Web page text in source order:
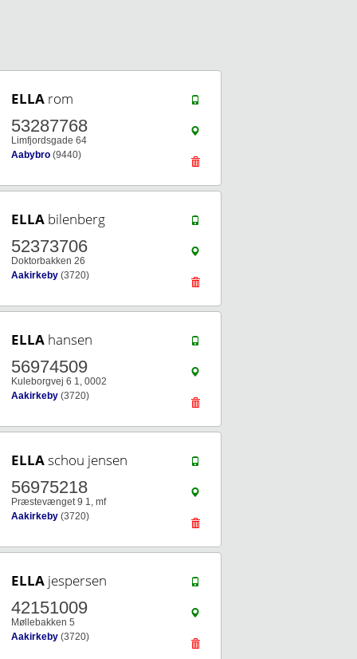
ELLA rom
53287768
Limfjordsgade 64
Aabybro (9440)
ELLA bilenberg
52373706
Doktorbakken 26
Aakirkeby (3720)
ELLA hansen
56974509
Kuleborgvej 6 1, 0002
Aakirkeby (3720)
ELLAschou jensen
56975218
Præstevænget 9 1, mf
Aakirkeby (3720)
ELLA jespersen
42151009
Møllebakken 5
Aakirkeby (3720)